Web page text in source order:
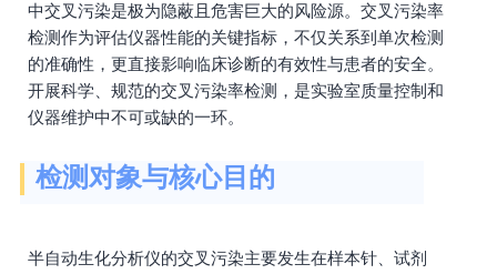
中交叉污染是极为隐蔽且危害巨大的风险源。交叉污染率
检测作为评估仪器性能的关键指标，不仅关系到单次检测
的准确性，更直接影响临床诊断的有效性与患者的安全。
开展科学、规范的交叉污染率检测，是实验室质量控制和
仪器维护中不可或缺的一环。
检测对象与核心目的
半自动生化分析仪的交叉污染主要发生在样本针、试剂